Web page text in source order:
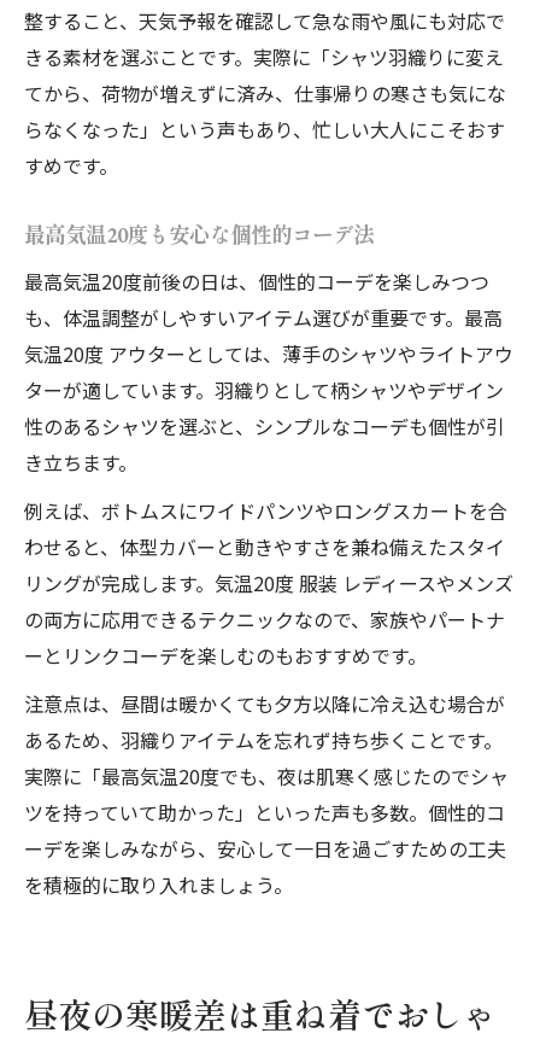
整すること、天気予報を確認して急な雨や風にも対応で
きる素材を選ぶことです。実際に「シャツ羽織りに変え
てから、荷物が増えずに済み、仕事帰りの寒さも気にな
らなくなった」という声もあり、忙しい大人にこそおす
すめです。
最高気温20度も安心な個性的コーデ法
最高気温20度前後の日は、個性的コーデを楽しみつつ
も、体温調整がしやすいアイテム選びが重要です。最高
気温20度 アウターとしては、薄手のシャツやライトアウ
ターが適しています。羽織りとして柄シャツやデザイン
性のあるシャツを選ぶと、シンプルなコーデも個性が引
き立ちます。
例えば、ボトムスにワイドパンツやロングスカートを合
わせると、体型カバーと動きやすさを兼ね備えたスタイ
リングが完成します。気温20度 服装 レディースやメンズ
の両方に応用できるテクニックなので、家族やパートナ
ーとリンクコーデを楽しむのもおすすめです。
注意点は、昼間は暖かくても夕方以降に冷え込む場合が
あるため、羽織りアイテムを忘れず持ち歩くことです。
実際に「最高気温20度でも、夜は肌寒く感じたのでシャ
ツを持っていて助かった」といった声も多数。個性的コ
ーデを楽しみながら、安心して一日を過ごすための工夫
を積極的に取り入れましょう。
昼夜の寒暖差は重ね着でおしゃ